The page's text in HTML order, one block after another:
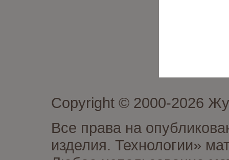
Copyright © 2000-2026
Все права на
изделия. Технологии»